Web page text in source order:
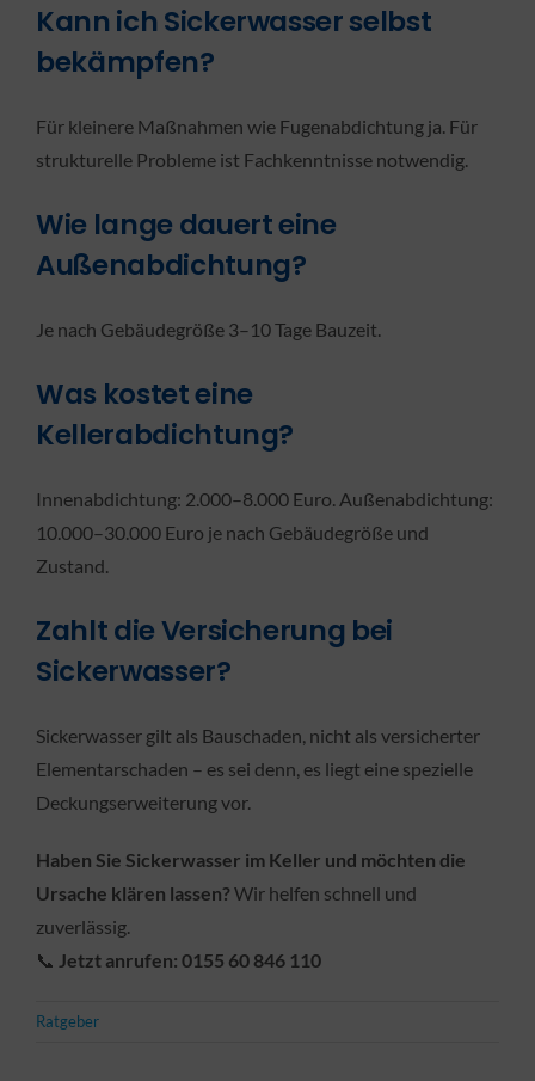
Kann ich Sickerwasser selbst
bekämpfen?
Für kleinere Maßnahmen wie Fugenabdichtung ja. Für
strukturelle Probleme ist Fachkenntnisse notwendig.
Wie lange dauert eine
Außenabdichtung?
Je nach Gebäudegröße 3–10 Tage Bauzeit.
Was kostet eine
Kellerabdichtung?
Innenabdichtung: 2.000–8.000 Euro. Außenabdichtung:
10.000–30.000 Euro je nach Gebäudegröße und
Zustand.
Zahlt die Versicherung bei
Sickerwasser?
Sickerwasser gilt als Bauschaden, nicht als versicherter
Elementarschaden – es sei denn, es liegt eine spezielle
Deckungserweiterung vor.
Haben Sie Sickerwasser im Keller und möchten die
Ursache klären lassen? Wir helfen schnell und
zuverlässig.
📞 Jetzt anrufen: 0155 60 846 110
Ratgeber